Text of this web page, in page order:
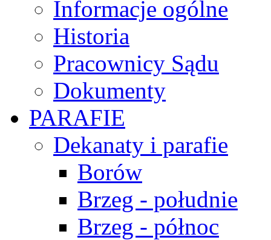
Informacje ogólne
Historia
Pracownicy Sądu
Dokumenty
PARAFIE
Dekanaty i parafie
Borów
Brzeg - południe
Brzeg - północ